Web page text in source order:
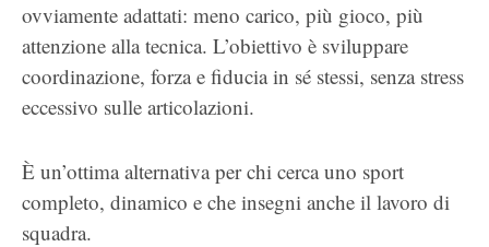
ovviamente adattati: meno carico, più gioco, più
attenzione alla tecnica. L’obiettivo è sviluppare
coordinazione, forza e fiducia in sé stessi, senza stress
eccessivo sulle articolazioni.
È un’ottima alternativa per chi cerca uno sport
completo, dinamico e che insegni anche il lavoro di
squadra.